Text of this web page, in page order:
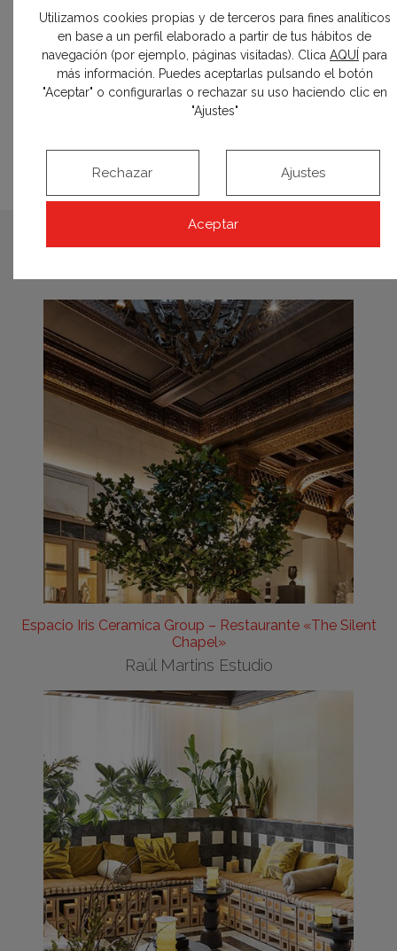
Miguel Ángel Castaño Roldán (pintura y
empapelado)
Juan Soriano (carpintería de madera)
Magno Cruz Navarrete (pladur)
espacios relacionados
Espacio Iris Ceramica Group – Restaurante «The Silent
Chapel»
Raúl Martins Estudio
Utilizamos cookies propias y de terceros para fines analíticos
en base a un perfil elaborado a partir de tus hábitos de
navegación (por ejemplo, páginas visitadas). Clica AQUÍ para
más información. Puedes aceptarlas pulsando el botón
"Aceptar" o configurarlas o rechazar su uso haciendo clic en
"Ajustes"
Aceptar
Rechazar Ajustes